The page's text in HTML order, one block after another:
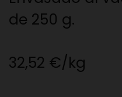
de 250 g.
32,52 €/kg